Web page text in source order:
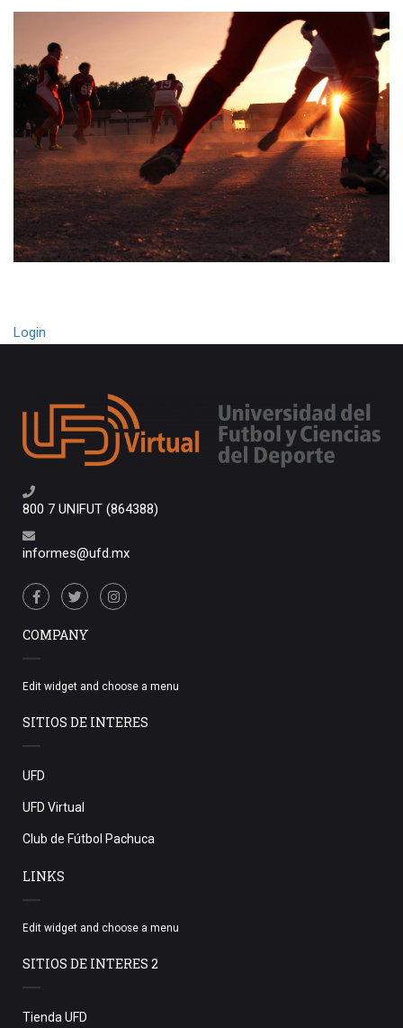
Login
800 7 UNIFUT (864388)
informes@ufd.mx
COMPANY
Edit widget and choose a menu
SITIOS DE INTERES
UFD
UFD Virtual
Club de Fútbol Pachuca
LINKS
Edit widget and choose a menu
SITIOS DE INTERES 2
Tienda UFD